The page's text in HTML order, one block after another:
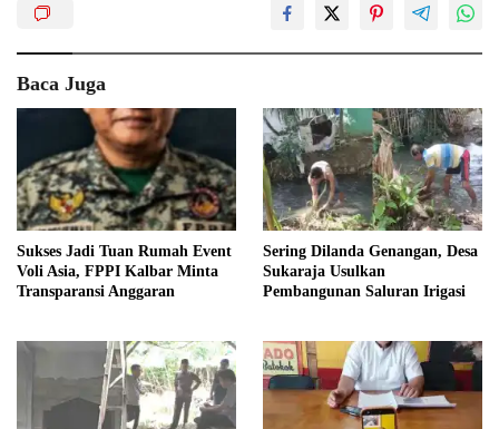
Baca Juga
Sukses Jadi Tuan Rumah Event
Voli Asia, FPPI Kalbar Minta
Transparansi Anggaran
Sering Dilanda Genangan, Desa
Sukaraja Usulkan
Pembangunan Saluran Irigasi